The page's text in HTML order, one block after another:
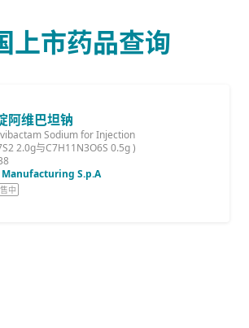
上市药品查询
阿维巴坦钠
Sodium for Injection
2.0g与C7H11N3O6S 0.5g )
S.p.A
中